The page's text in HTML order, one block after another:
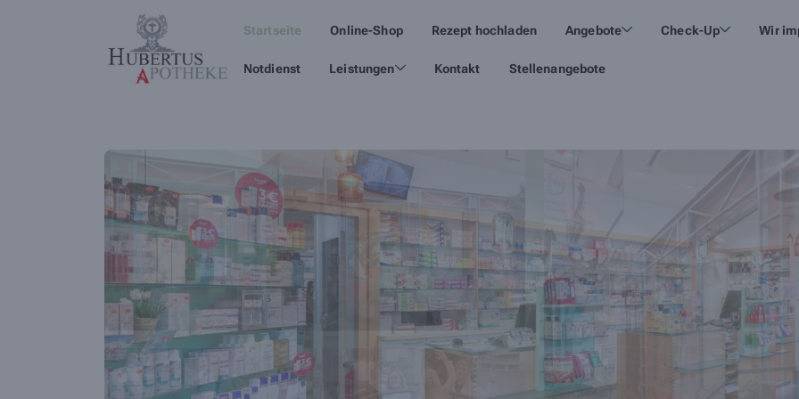
Startseite Online-Shop Rezept hochladen Angebote Check-Up Wir
Notdienst Leistungen Kontakt Stellenangebote